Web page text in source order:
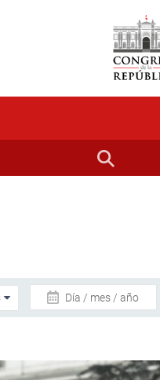
Día / mes / año